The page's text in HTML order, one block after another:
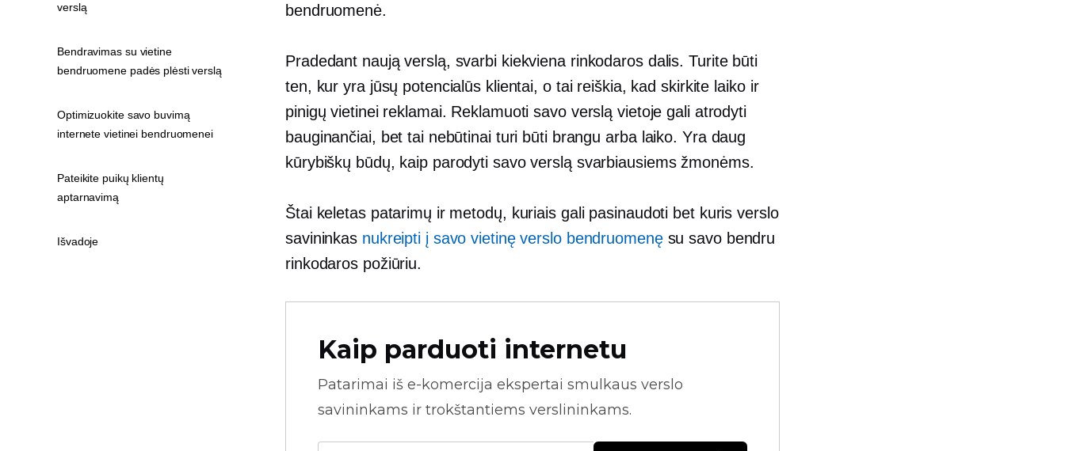
bendruomenė.
Pradedant naują verslą, svarbi kiekviena rinkodaros dalis. Turite būti
ten, kur yra jūsų potencialūs klientai, o tai reiškia, kad skirkite laiko ir
pinigų vietinei reklamai. Reklamuoti savo verslą vietoje gali atrodyti
bauginančiai, bet tai nebūtinai turi būti brangu arba laiko. Yra daug
kūrybiškų būdų, kaip parodyti savo verslą svarbiausiems žmonėms.
Štai keletas patarimų ir metodų, kuriais gali pasinaudoti bet kuris verslo
savininkas nukreipti į savo vietinę verslo bendruomenęsu savo bendru
rinkodaros požiūriu.
Kaip parduoti internetu
Patarimai iš e-komercija ekspertai smulkaus verslo
savininkams ir trokštantiems verslininkams.
verslą
Bendravimas su vietine
bendruomene padės plėsti verslą
Optimizuokite savo buvimą
internete vietinei bendruomenei
Pateikite puikų klientų
aptarnavimą
Išvadoje